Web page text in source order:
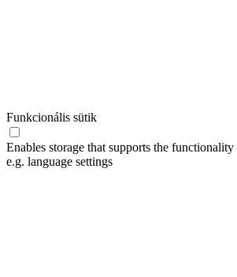
Funkcionális sütik
Enables storage that supports the
e.g. language settings